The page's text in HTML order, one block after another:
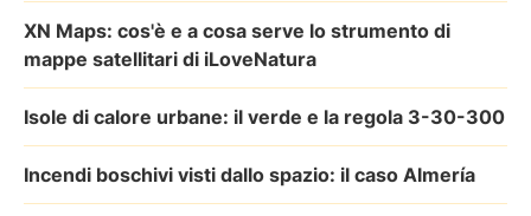
XN Maps: cos'è e a cosa serve lo strumento di
mappe satellitari di iLoveNatura
Isole di calore urbane: il verde e la regola 3-30-300
Incendi boschivi visti dallo spazio: il caso Almería